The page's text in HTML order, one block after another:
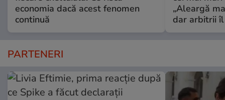
economia dacă acest fenomen
continuă
„Aleargă
dar arbitrii îl
PARTENERI